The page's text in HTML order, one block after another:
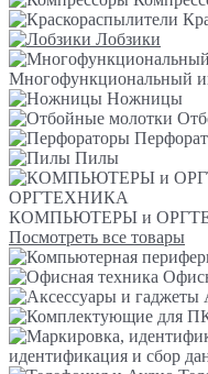
Лобзики
Многофункциональный
Ножницы
Пилы
ОРГТЕХНИКА
КОМПЬЮТЕРЫ и
Посмотреть все товары
идентификация и сбор